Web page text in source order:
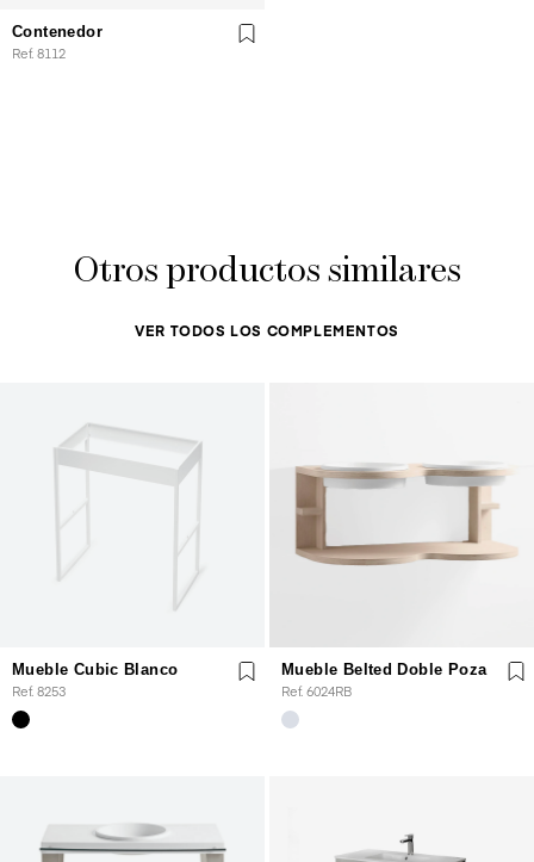
Contenedor
Ref. 8112
Otros productos similares
VER TODOS LOS COMPLEMENTOS
Mueble Cubic Blanco
Ref. 8253
Mueble Belted Doble Poza
Ref. 6024RB